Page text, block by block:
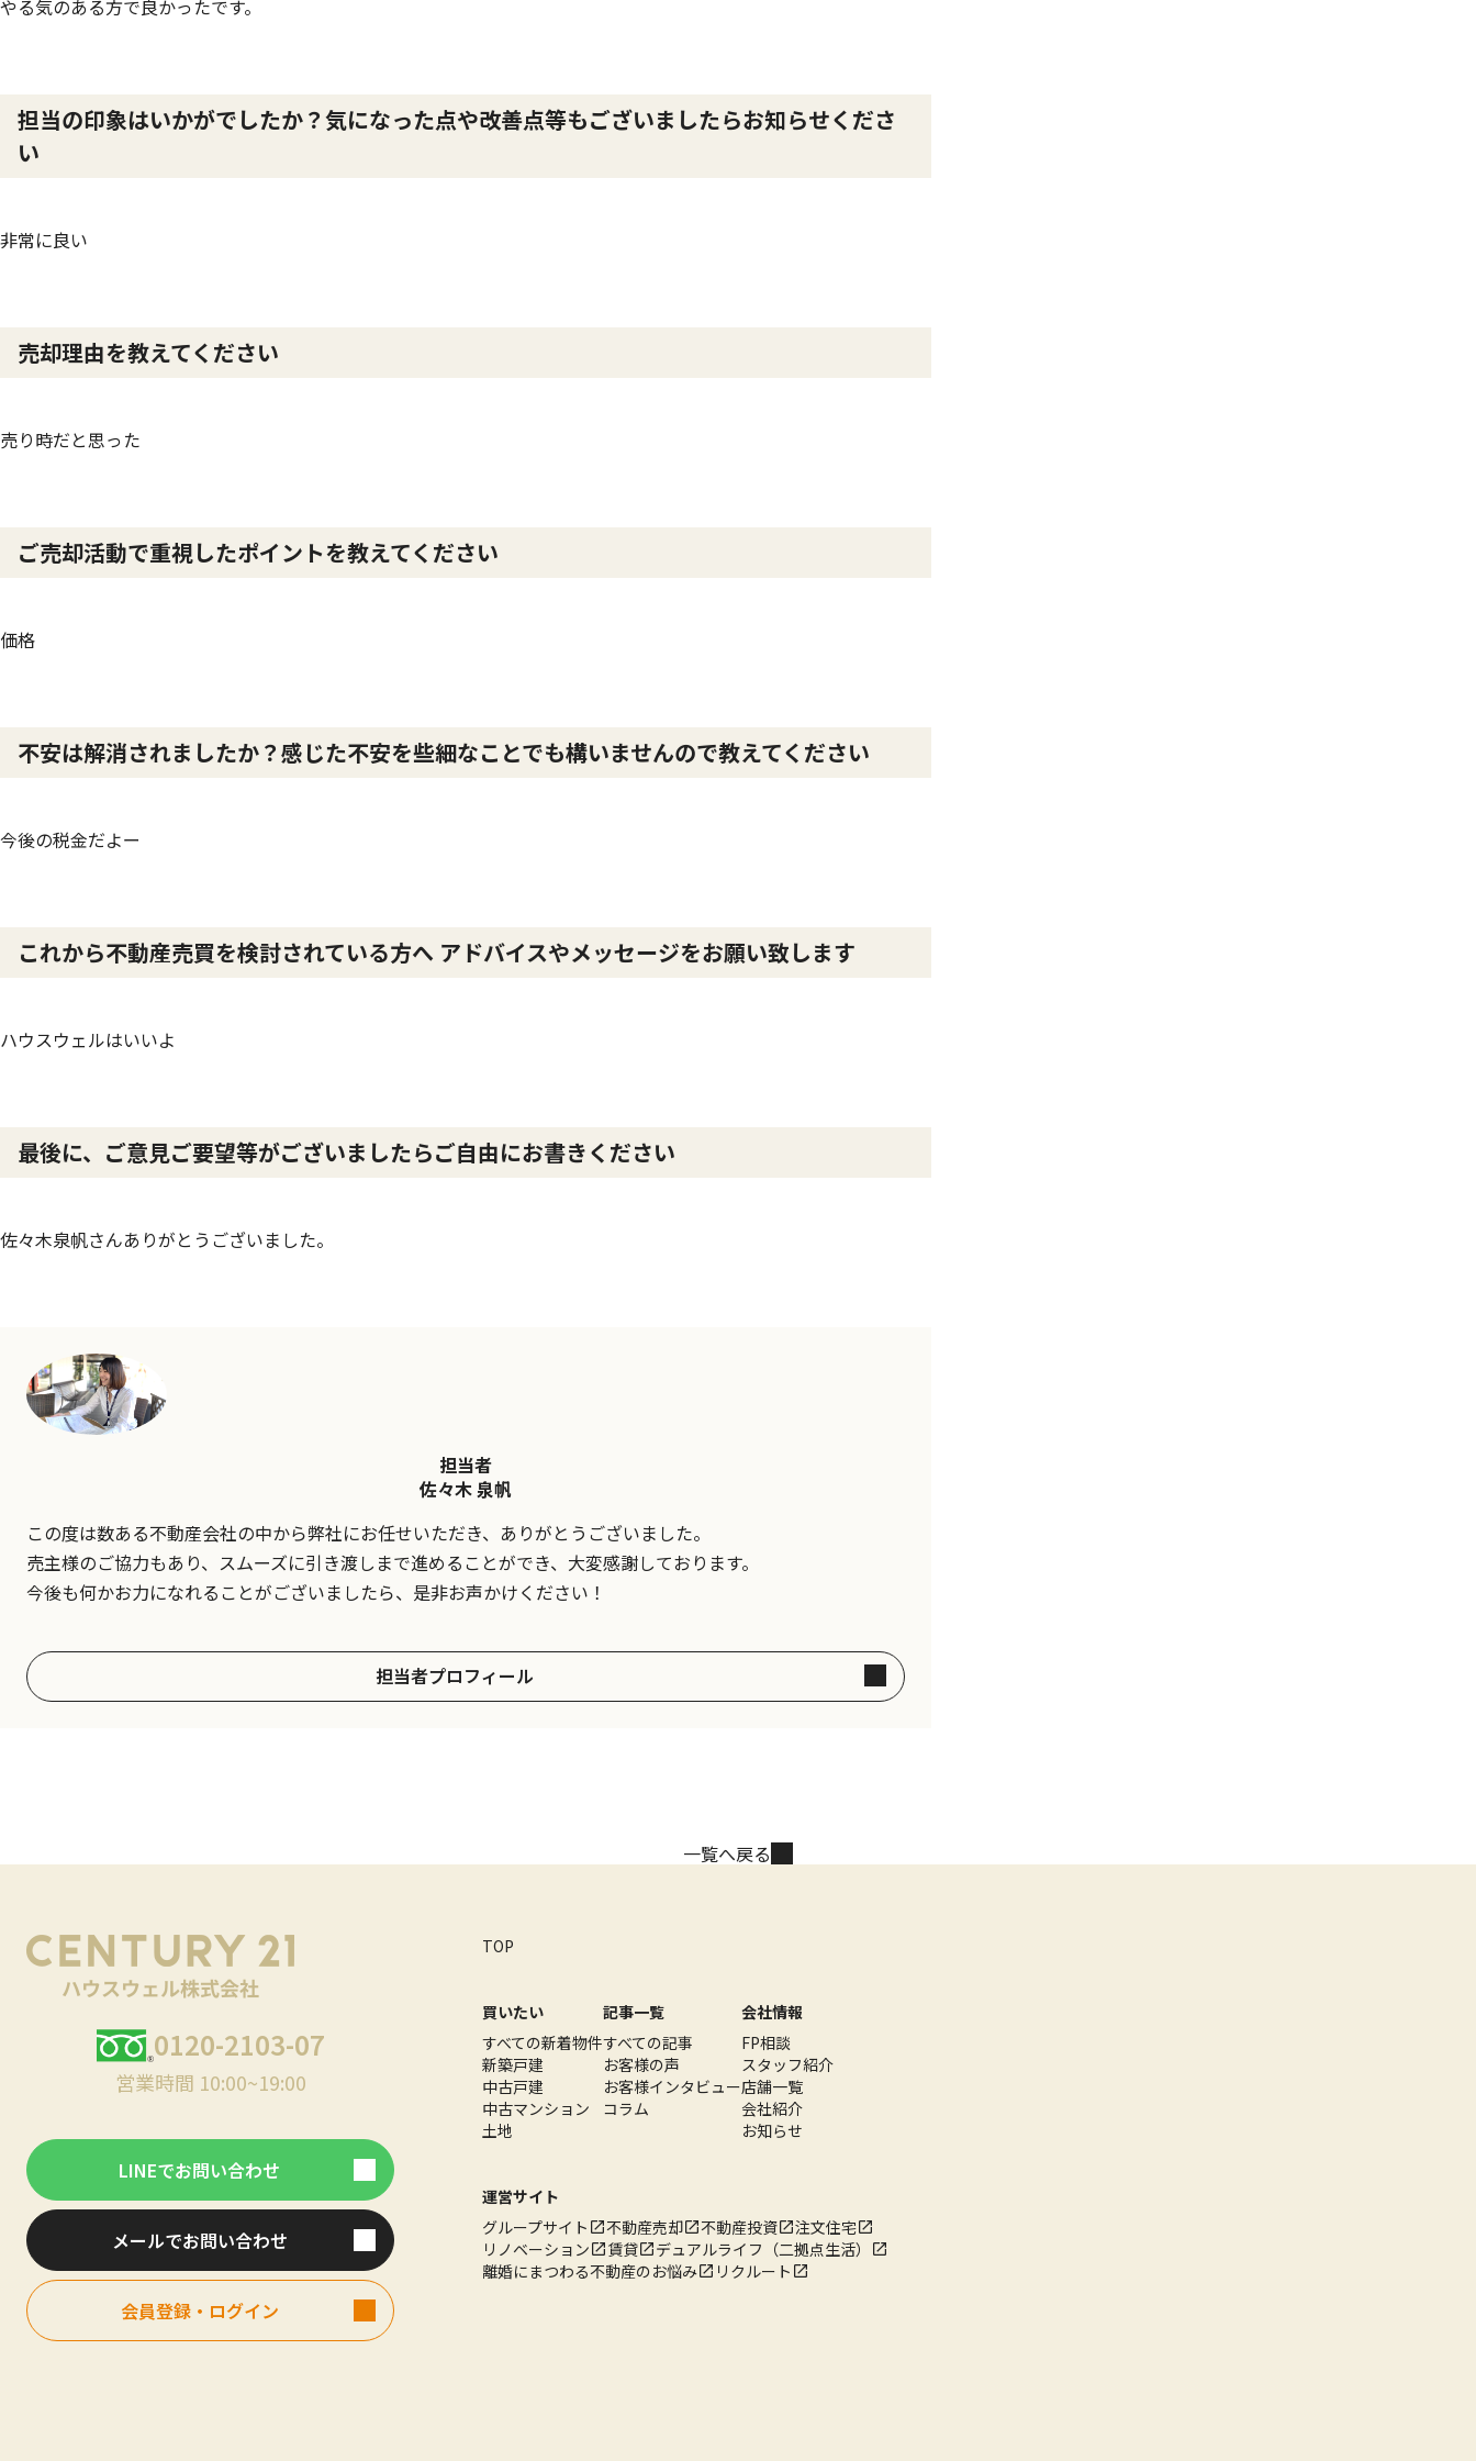
やる気のある方で良かったです。
担当の印象はいかがでしたか？気になった点や改善点等もございましたらお知らせくださ
い
非常に良い
売却理由を教えてください
売り時だと思った
ご売却活動で重視したポイントを教えてください
価格
不安は解消されましたか？感じた不安を些細なことでも構いませんので教えてください
今後の税金だよー
これから不動産売買を検討されている方へ アドバイスやメッセージをお願い致します
ハウスウェルはいいよ
最後に、ご意見ご要望等がございましたらご自由にお書きください
佐々木泉帆さんありがとうございました。
担当者
佐々木 泉帆
この度は数ある不動産会社の中から弊社にお任せいただき、ありがとうございました。
売主様のご協力もあり、スムーズに引き渡しまで進めることができ、大変感謝しております。
今後も何かお力になれることがございましたら、是非お声かけください！
担当者プロフィール
一覧へ戻る
0120-2103-07
営業時間 10:00~19:00
LINEでお問い合わせ
メールでお問い合わせ
会員登録・ログイン
TOP
買いたい
すべての新着物件
新築戸建
中古戸建
中古マンション
土地
記事一覧
すべての記事
お客様の声
お客様インタビュー
コラム
会社情報
FP相談
スタッフ紹介
店舗一覧
会社紹介
お知らせ
運営サイト
グループサイト
不動産売却 不動産投資
注文住宅
リノベーション
賃貸
デュアルライフ（二拠点生活）
離婚にまつわる不動産のお悩み
リクルート